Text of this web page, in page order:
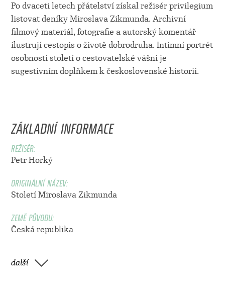
Po dvaceti letech přátelství získal režisér privilegium
listovat deníky Miroslava Zikmunda. Archivní
filmový materiál, fotografie a autorský komentář
ilustrují cestopis o životě dobrodruha. Intimní portrét
osobnosti století o cestovatelské vášni je
sugestivním doplňkem k československé historii.
ZÁKLADNÍ INFORMACE
REŽISÉR:
Petr Horký
ORIGINÁLNÍ NÁZEV:
Století Miroslava Zikmunda
ZEMĚ PŮVODU:
Česká republika
další